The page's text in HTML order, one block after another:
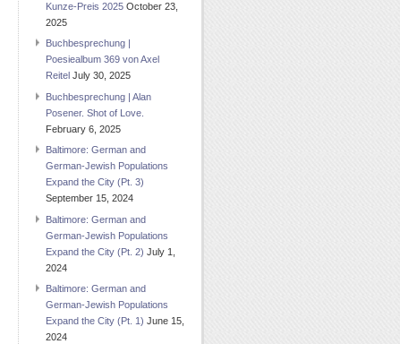
Kunze-Preis 2025 October 23,
2025
Buchbesprechung |
Poesiealbum 369 von Axel
Reitel July 30, 2025
Buchbesprechung | Alan
Posener. Shot of Love.
February 6, 2025
Baltimore: German and
German-Jewish Populations
Expand the City (Pt. 3)
September 15, 2024
Baltimore: German and
German-Jewish Populations
Expand the City (Pt. 2) July 1,
2024
Baltimore: German and
German-Jewish Populations
Expand the City (Pt. 1) June 15,
2024